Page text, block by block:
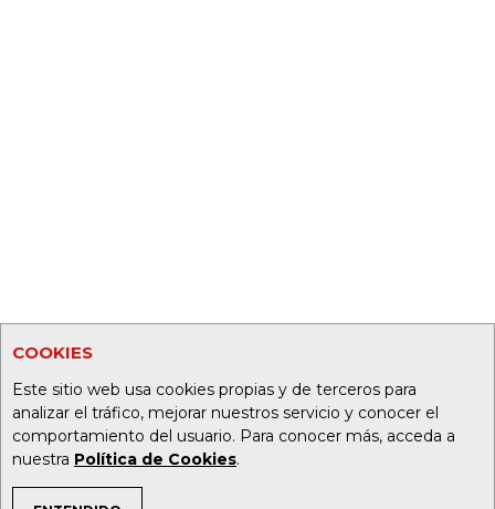
COOKIES
Este sitio web usa cookies propias y de terceros para
analizar el tráfico, mejorar nuestros servicio y conocer el
comportamiento del usuario. Para conocer más, acceda a
nuestra Política de Cookies.